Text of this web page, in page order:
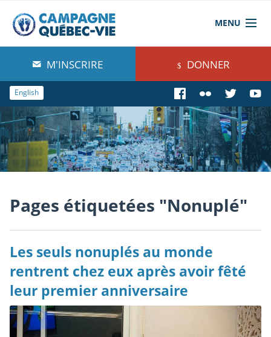
MENU
À propos de nous
Blog
Comprendre
Agir
Boutique
M'INSCRIRE DONNER
English
Pages étiquetées "Nonuplé"
Les seuls nonuplés au monde
rentrent chez eux après avoir fêté
leur premier anniversaire